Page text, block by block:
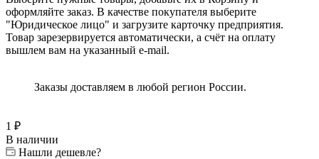
оформляйте заказ. В качестве покупателя выберите
"Юридическое лицо" и загрузите карточку предприятия.
Товар зарезервируется автоматически, а счёт на оплату
вышлем вам на указанный e-mail.
Заказы доставляем в любой регион России.
1 ₽
В наличии
Нашли дешевле?